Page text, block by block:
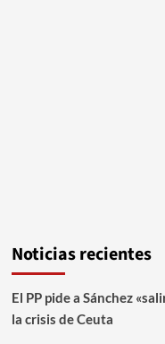
Noticias recientes
El PP pide a Sánchez
la crisis de Ceuta